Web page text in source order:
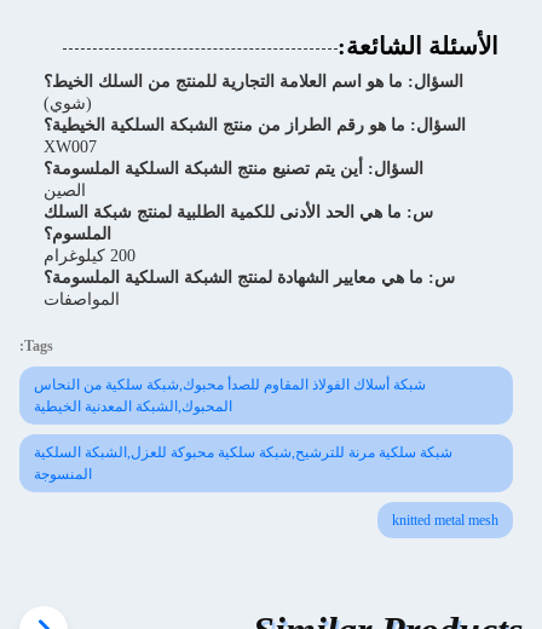
الأسئلة الشائعة:
السؤال: ما هو اسم العلامة التجارية للمنتج من السلك الخيط؟
(شوي)
السؤال: ما هو رقم الطراز من منتج الشبكة السلكية الخيطية؟
XW007
السؤال: أين يتم تصنيع منتج الشبكة السلكية الملسومة؟
الصين
س: ما هي الحد الأدنى للكمية الطلبية لمنتج شبكة السلك
الملسوم؟
200 كيلوغرام
س: ما هي معايير الشهادة لمنتج الشبكة السلكية الملسومة؟
المواصفات
Tags:
شبكة أسلاك الفولاذ المقاوم للصدأ محبوك,شبكة سلكية من النحاس
المحبوك,الشبكة المعدنية الخيطية
شبكة سلكية مرنة للترشيح,شبكة سلكية محبوكة للعزل,الشبكة السلكية
المنسوجة
knitted metal mesh